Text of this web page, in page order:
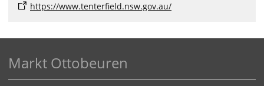
https://www.tenterfield.nsw.gov.au/
Markt Ottobeuren